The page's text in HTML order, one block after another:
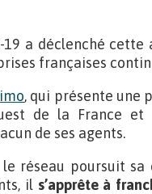
a déclenché cette
françaises
, qui présente une
de la France
de ses agents.
réseau poursuit sa
il s’apprête à